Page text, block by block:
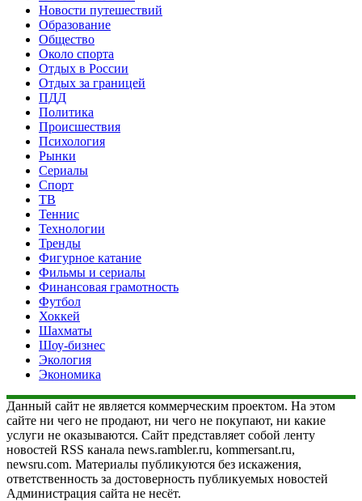
Новости путешествий
Образование
Общество
Около спорта
Отдых в России
Отдых за границей
ПДД
Политика
Происшествия
Психология
Рынки
Сериалы
Спорт
ТВ
Теннис
Технологии
Тренды
Фигурное катание
Фильмы и сериалы
Финансовая грамотность
Футбол
Хоккей
Шахматы
Шоу-бизнес
Экология
Экономика
Данный сайт не является коммерческим проектом. На этом
сайте ни чего не продают, ни чего не покупают, ни какие
услуги не оказываются. Сайт представляет собой ленту
новостей RSS канала news.rambler.ru, kommersant.ru,
newsru.com. Материалы публикуются без искажения,
ответственность за достоверность публикуемых новостей
Администрация сайта не несёт.